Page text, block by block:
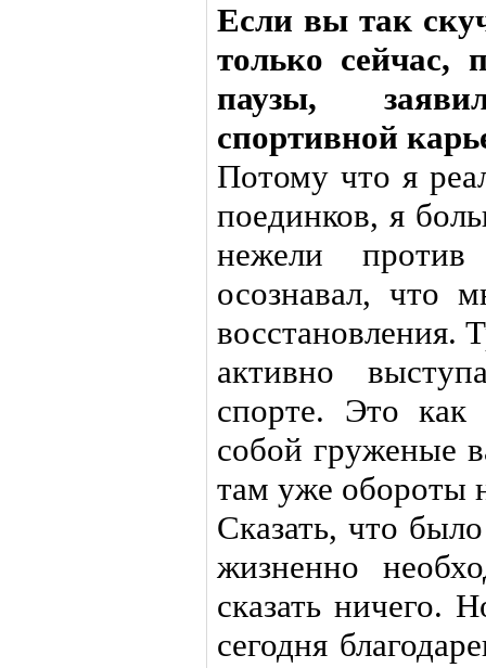
Если вы так
только сейчас,
паузы,
спортивной
Потому что я
поединков, я
нежели
осознавал, что
восстановления.
активно
спорте. Это как
собой груженые
там уже обороты
Сказать, что
жизненно
сказать ничего.
сегодня